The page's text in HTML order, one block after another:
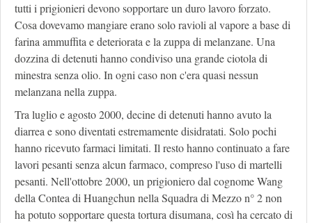
tutti i prigionieri devono sopportare un duro lavoro forzato.
Cosa dovevamo mangiare erano solo ravioli al vapore a base di
farina ammuffita e deteriorata e la zuppa di melanzane. Una
dozzina di detenuti hanno condiviso una grande ciotola di
minestra senza olio. In ogni caso non c'era quasi nessun
melanzana nella zuppa.
Tra luglio e agosto 2000, decine di detenuti hanno avuto la
diarrea e sono diventati estremamente disidratati. Solo pochi
hanno ricevuto farmaci limitati. Il resto hanno continuato a fare
lavori pesanti senza alcun farmaco, compreso l'uso di martelli
pesanti. Nell'ottobre 2000, un prigioniero dal cognome Wang
della Contea di Huangchun nella Squadra di Mezzo n° 2 non
ha potuto sopportare questa tortura disumana, così ha cercato di